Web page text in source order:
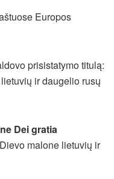
Europos
prisistatymo titulą:
ir daugelio rusų
Dei gratia
malone lietuvių ir